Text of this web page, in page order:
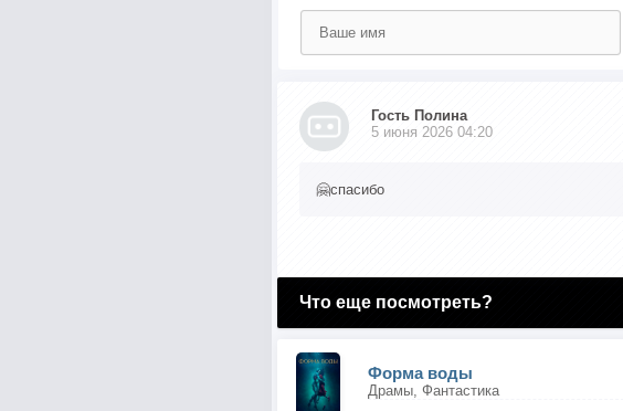
Гость Полина
5 июня 2026 04:20
🤗спасибо
Что еще посмотреть?
Форма воды
Драмы, Фантастика